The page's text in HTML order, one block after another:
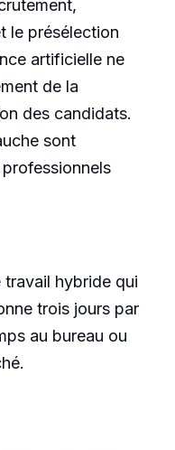
le présélection
artificielle ne
de la
des candidats.
sont
hybride qui
trois jours par
au bureau ou